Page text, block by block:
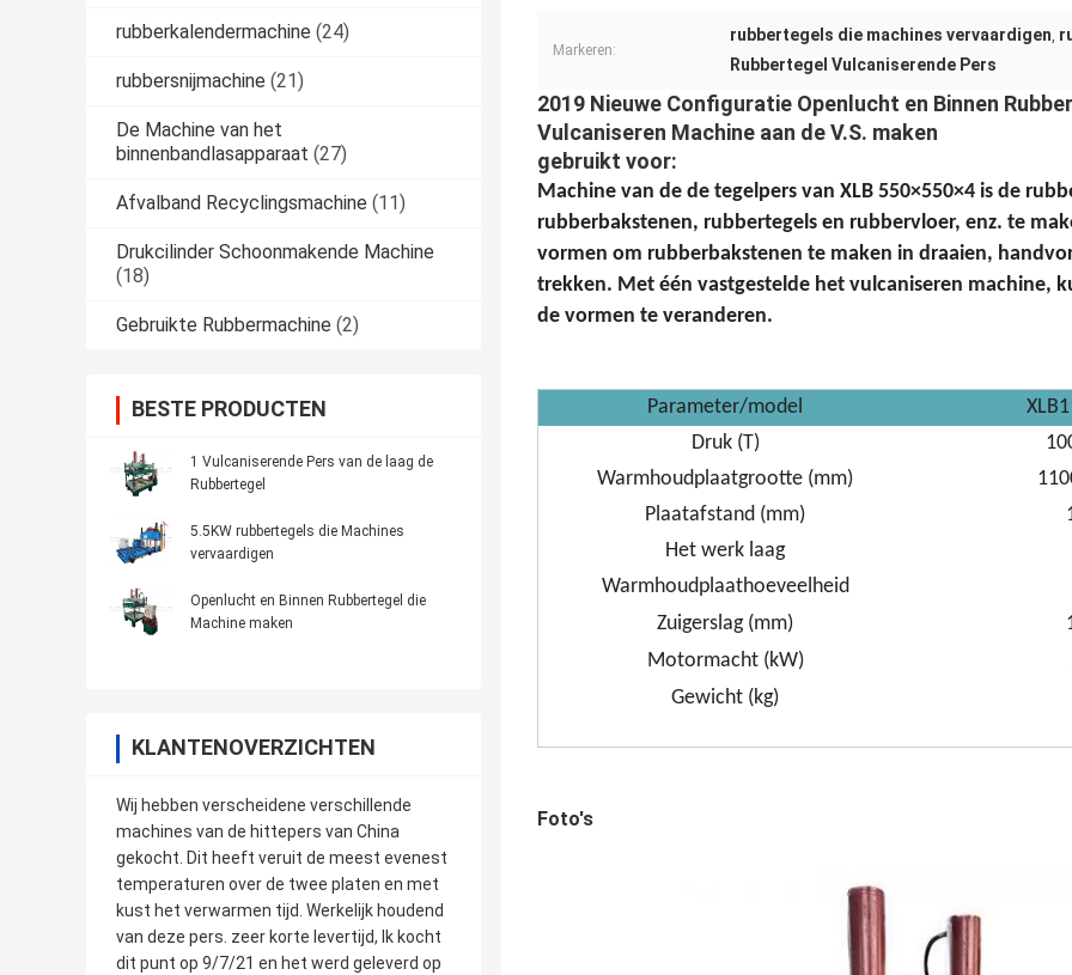
rubberkalendermachine (24)
rubbersnijmachine (21)
De Machine van het
binnenbandlasapparaat (27)
Afvalband Recyclingsmachine (11)
Drukcilinder Schoonmakende Machine
(18)
Gebruikte Rubbermachine (2)
BESTE PRODUCTEN
1 Vulcaniserende Pers van de laag de
Rubbertegel
5.5KW rubbertegels die Machines
vervaardigen
Openlucht en Binnen Rubbertegel die
Machine maken
KLANTENOVERZICHTEN
Wij hebben verscheidene verschillende
machines van de hittepers van China
gekocht. Dit heeft veruit de meest evenest
temperaturen over de twee platen en met
kust het verwarmen tijd. Werkelijk houdend
van deze pers. zeer korte levertijd, Ik kocht
dit punt op 9/7/21 en het werd geleverd op
Markeren:
rubbertegels die machines vervaardigen,
Rubbertegel Vulcaniserende Pers
2019 Nieuwe Configuratie Openlucht en Binnen
Vulcaniseren Machine aan de V.S. maken
gebruikt voor:
Machine van de de tegelpers van XLB 550×550×4 is de
rubberbakstenen, rubbertegels en rubbervloer, enz. te
vormen om rubberbakstenen te maken in draaien,
trekken. Met één vastgestelde het vulcaniseren machine,
de vormen te veranderen.
Parameter/model
Druk (T)
Warmhoudplaatgrootte (mm)
Plaatafstand (mm)
Het werk laag
Warmhoudplaathoeveelheid
Zuigerslag (mm)
Motormacht (kW)
Gewicht (kg)
Foto's